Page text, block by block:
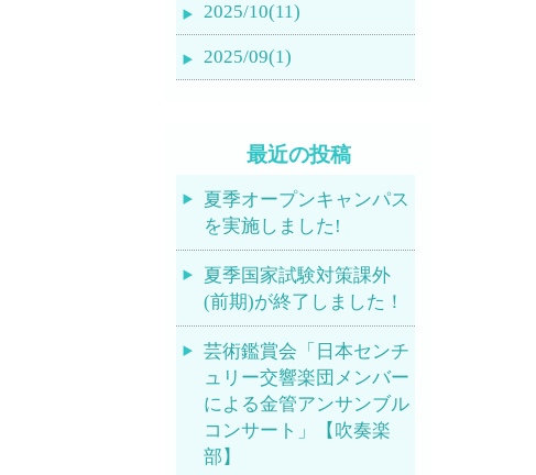
2025/10(11)
2025/09(1)
最近の投稿
夏季オープンキャンパス
を実施しました!
夏季国家試験対策課外
(前期)が終了しました！
芸術鑑賞会「日本センチ
ュリー交響楽団メンバー
による金管アンサンブル
コンサート」【吹奏楽
部】